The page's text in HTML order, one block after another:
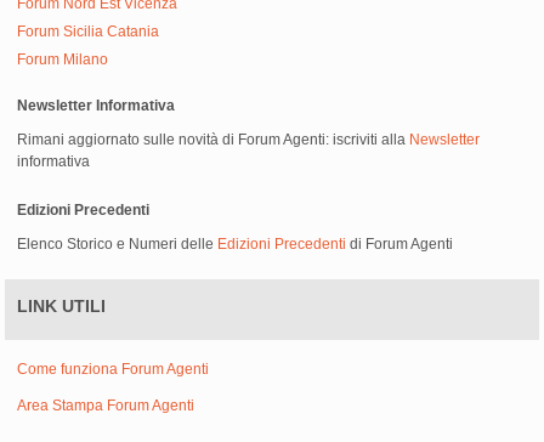
Forum Nord Est Vicenza
Forum Sicilia Catania
Forum Milano
Newsletter Informativa
Rimani aggiornato sulle novità di Forum Agenti: iscriviti alla Newsletter
informativa
Edizioni Precedenti
Elenco Storico e Numeri delle Edizioni Precedenti di Forum Agenti
LINK UTILI
Come funziona Forum Agenti
Area Stampa Forum Agenti